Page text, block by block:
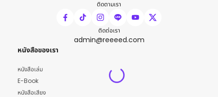
ติดตามเรา
ติดต่อเรา
admin@reeeed.com
หนังสือของเรา
หนังสือเล่ม
E-Book
หนังสือเสียง